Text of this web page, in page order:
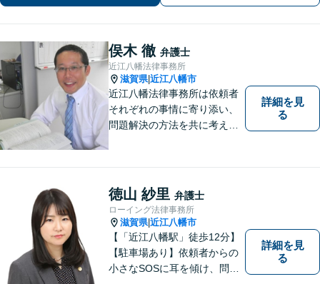
車場あり】【土日祝対応】
俣木 徹 弁護士
近江八幡法律事務所
滋賀県|近江八幡市
近江八幡法律事務所は依頼者
それぞれの事情に寄り添い、
問題解決の方法を共に考える
方」も、ぜひお気軽にご相談
ください。
詳細を見
る
徳山 紗里 弁護士
ローイング法律事務所
滋賀県|近江八幡市
【「近江八幡駅」徒歩12分】
【駐車場あり】依頼者からの
小さなSOSに耳を傾け、問題
詳細を見
る